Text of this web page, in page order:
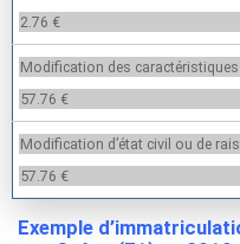
2.76 €
Modification des
57.76 €
Modification d’état civil ou de
57.76 €
Exemple